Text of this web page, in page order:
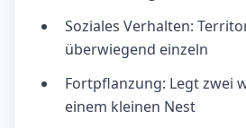
Soziales Verhalten:
überwiegend einzeln
Fortpflanzung: Legt zwei
einem kleinen Nest